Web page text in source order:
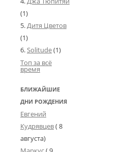
(1)
Дитя Цветов
(1)
Solitude(1)
Топ за всё
время
БЛИЖАЙШИЕ
ДНИ РОЖДЕНИЯ
Евгений
Кудрявцев( 8
августа)